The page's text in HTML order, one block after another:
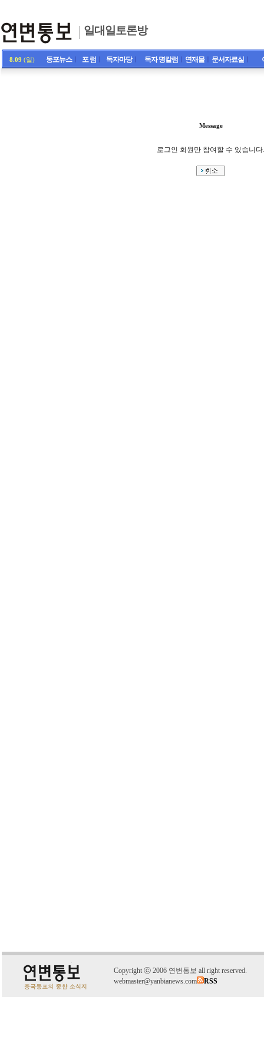
일대일토론방
8.09 (일) 동포뉴스ㅣ 포 럼 독자마당ㅣ 독자 명칼럼 연재물ㅣ 문서자료실
Message
로그인 회원만 참여할 수 있습니다.
Copyright ⓒ 2006 연변통보 all right reserved.
webmaster@yanbianews.com
RSS